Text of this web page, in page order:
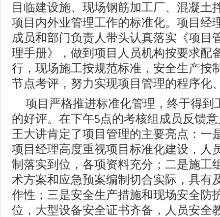
目临建设施、现场钢筋加工厂、混凝土
项目内外业管理工作的标准化。项目经
成员和部门负责人带头认真落实《项目
理手册》，做到项目人员机构按要求配
行，现场施工按规范标准，安全生产按
节点考评，努力实现项目管理的程序化
项目严格推进标准化管理，终于得到
的好评。在下午5点的考核组成员反馈
王大讲肯定了项目管理的主要亮点：一
项目经理高度重视项目标准化建设，人
制落实到位，各项资料充分；二是施工
术方案和应急预案编制切合实际，具有
作性；三是安全生产措施和现场安全防
位，大型设备安全证书齐备，人员安全